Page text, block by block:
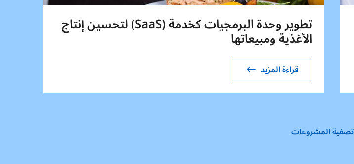
تطوير وحدة البرمجيات كخدمة (SaaS) لتحسين إنتاج
الأغذية ومبيعاتها
قراءة المزيد
تصفية المشروعات